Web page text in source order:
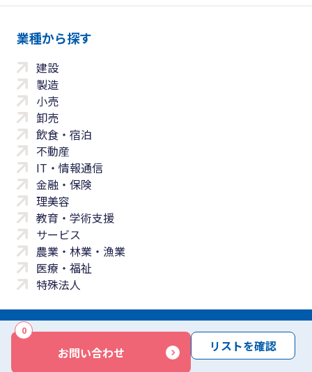
お問い合わせ
0
リストを確認
業種から探す
建設
製造
小売
卸売
飲食・宿泊
不動産
IT・情報通信
金融・保険
理美容
教育・学術支援
サービス
農業・林業・漁業
医療・福祉
特殊法人
サイトマップ 免責事項 サービス利用規約
商標について反社会勢力に対する基本方針 お問い合わせ